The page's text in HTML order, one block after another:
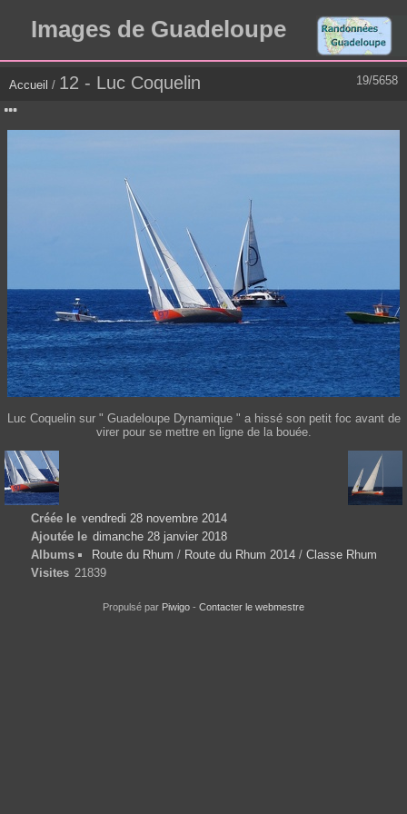
Images de Guadeloupe
19/5658
Accueil / 12 - Luc Coquelin
Luc Coquelin sur " Guadeloupe Dynamique " a hissé son petit foc avant de
virer pour se mettre en ligne de la bouée.
Créée le vendredi 28 novembre 2014
Ajoutée le dimanche 28 janvier 2018
Albums
Route du Rhum / Route du Rhum 2014 / Classe Rhum
Visites 21839
Propulsé par Piwigo - Contacter le webmestre